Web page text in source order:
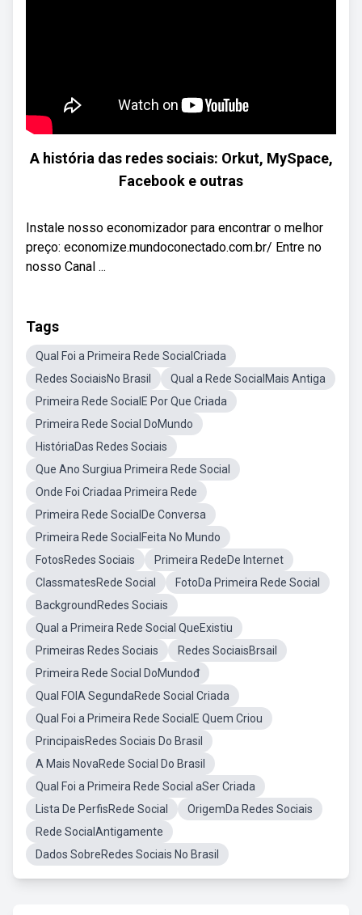
A história das redes sociais: Orkut, MySpace,
Facebook e outras
Instale nosso economizador para encontrar o melhor
preço: economize.mundoconectado.com.br/ Entre no
nosso Canal ...
Tags
Qual Foi a Primeira Rede SocialCriada
Redes SociaisNo Brasil
Qual a Rede SocialMais Antiga
Primeira Rede SocialE Por Que Criada
Primeira Rede Social DoMundo
HistóriaDas Redes Sociais
Que Ano Surgiua Primeira Rede Social
Onde Foi Criadaa Primeira Rede
Primeira Rede SocialDe Conversa
Primeira Rede SocialFeita No Mundo
FotosRedes Sociais
Primeira RedeDe Internet
ClassmatesRede Social
FotoDa Primeira Rede Social
BackgroundRedes Sociais
Qual a Primeira Rede Social QueExistiu
Primeiras Redes Sociais
Redes SociaisBrsail
Primeira Rede Social DoMundođ
Qual FOIA SegundaRede Social Criada
Qual Foi a Primeira Rede SocialE Quem Criou
PrincipaisRedes Sociais Do Brasil
A Mais NovaRede Social Do Brasil
Qual Foi a Primeira Rede Social aSer Criada
Lista De PerfisRede Social
OrigemDa Redes Sociais
Rede SocialAntigamente
Dados SobreRedes Sociais No Brasil